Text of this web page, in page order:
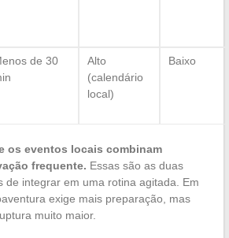
de 30
Alto
(calendário
local)
Baixo
os eventos locais combinam
frequente. Essas são as duas
de integrar em uma rotina agitada. Em
exige mais preparação, mas
muito maior.